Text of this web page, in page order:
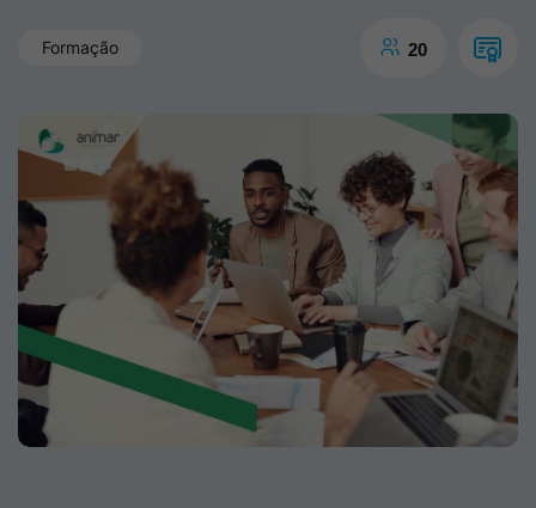
Formação 20